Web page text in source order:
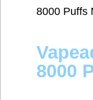
8000 Puffs
8000